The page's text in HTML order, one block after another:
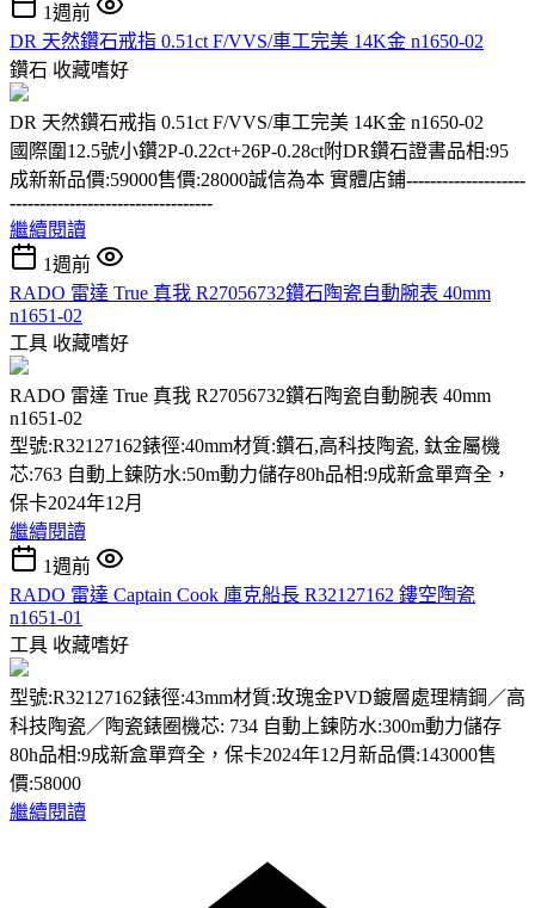
1週前
DR 天然鑽石戒指 0.51ct F/VVS/車工完美 14K金 n1650-02
鑽石 收藏嗜好
DR 天然鑽石戒指 0.51ct F/VVS/車工完美 14K金 n1650-02
國際圍12.5號小鑽2P-0.22ct+26P-0.28ct附DR鑽石證書品相:95
成新新品價:59000售價:28000誠信為本 實體店鋪--------------------
----------------------------------
繼續閱讀
1週前
RADO 雷達 True 真我 R27056732鑽石陶瓷自動腕表 40mm
n1651-02
工具 收藏嗜好
RADO 雷達 True 真我 R27056732鑽石陶瓷自動腕表 40mm
n1651-02
型號:R32127162錶徑:40mm材質:鑽石,高科技陶瓷, 鈦金屬機
芯:763 自動上鍊防水:50m動力儲存80h品相:9成新盒單齊全，
保卡2024年12月
繼續閱讀
1週前
RADO 雷達 Captain Cook 庫克船長 R32127162 鏤空陶瓷
n1651-01
工具 收藏嗜好
型號:R32127162錶徑:43mm材質:玫瑰金PVD鍍層處理精鋼／高
科技陶瓷／陶瓷錶圈機芯: 734 自動上鍊防水:300m動力儲存
80h品相:9成新盒單齊全，保卡2024年12月新品價:143000售
價:58000
繼續閱讀